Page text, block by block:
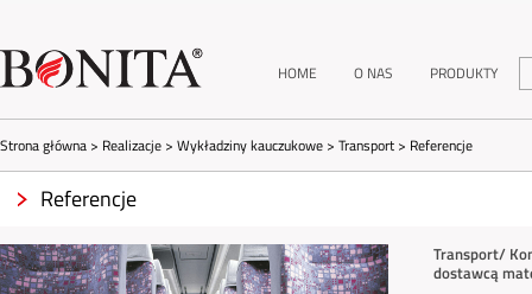
HOME O NAS PRODUKTY
Strona główna > Realizacje > Wykładziny kauczukowe > Transport > Referencje
Referencje
Transport/
dostawcą